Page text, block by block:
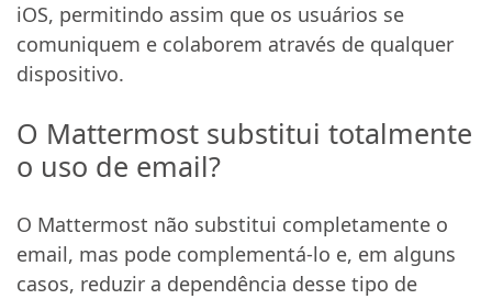
iOS, permitindo assim que os usuários se
comuniquem e colaborem através de qualquer
dispositivo.
O Mattermost substitui totalmente
o uso de email?
O Mattermost não substitui completamente o
email, mas pode complementá-lo e, em alguns
casos, reduzir a dependência desse tipo de